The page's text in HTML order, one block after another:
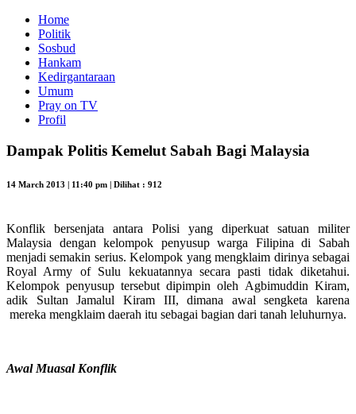
Home
Politik
Sosbud
Hankam
Kedirgantaraan
Umum
Pray on TV
Profil
Dampak Politis Kemelut Sabah Bagi Malaysia
14 March 2013 | 11:40 pm | Dilihat : 912
Konflik bersenjata antara Polisi yang diperkuat satuan militer
Malaysia dengan kelompok penyusup warga Filipina di Sabah
menjadi semakin serius. Kelompok yang mengklaim dirinya sebagai
Royal Army of Sulu kekuatannya secara pasti tidak diketahui.
Kelompok penyusup tersebut dipimpin oleh Agbimuddin Kiram,
adik Sultan Jamalul Kiram III, dimana awal sengketa karena
mereka mengklaim daerah itu sebagai bagian dari tanah leluhurnya.
Awal Muasal Konflik